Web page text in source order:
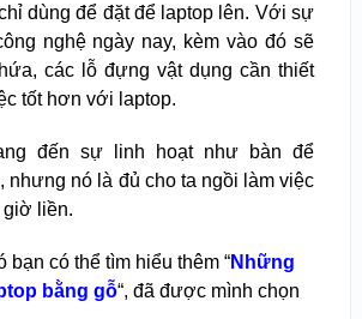
dùng để đặt để laptop lên. Với sự
nghệ ngày nay, kèm vào đó sẽ
các lỗ đựng vật dụng cần thiết
tốt hơn với laptop.
đến sự linh hoạt như bàn để
nhưng nó là đủ cho ta ngồi làm việc
giờ liền.
bạn có thể tìm hiểu thêm “Những
bằng gỗ“, đã được mình chọn